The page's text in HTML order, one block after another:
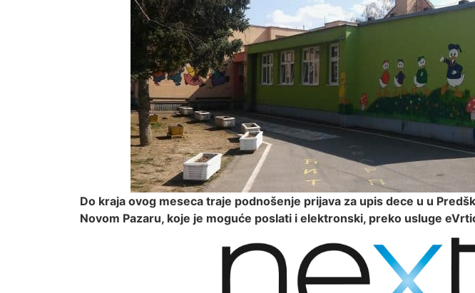
Do kraja ovog meseca traje podnošenje prijava za upis dece u u
Novom Pazaru, koje je moguće poslati i elektronski, preko usluge